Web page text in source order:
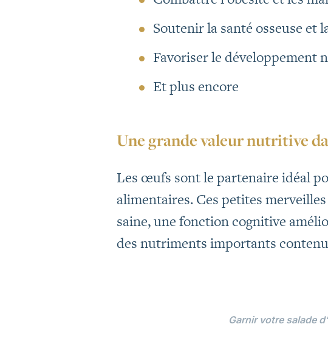
Soutenir la santé osseuse et
Favoriser le développement
Et plus encore
Une grande valeur nutritive
Les œufs sont le partenaire idéal
alimentaires. Ces petites
saine, une fonction cognitive
des nutriments importants
Garnir votre salade